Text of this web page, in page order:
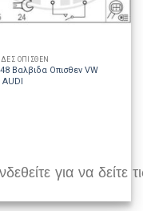
ΟΠΙΣΘΕΝ
Βαλβιδα Οπισθεν VW
AUDI
για να δείτε